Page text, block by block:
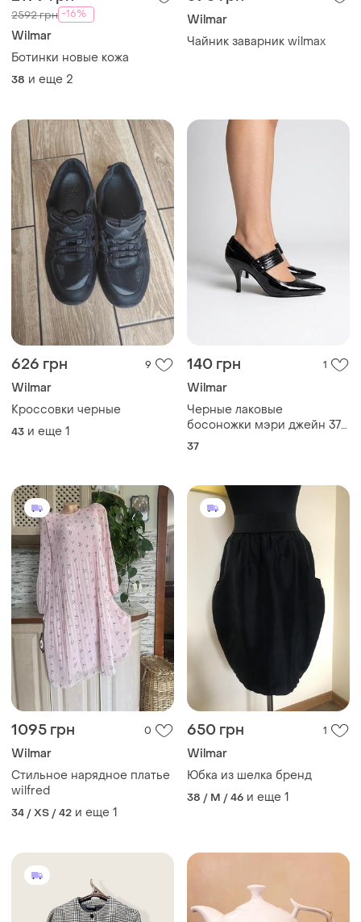
2592 грн -16%
Wilmar
Ботинки новые кожа
38 и еще 2
Wilmar
Чайник заварник wilmax
626 грн 9
Wilmar
Кроссовки черные
43 и еще 1
140 грн 1
Wilmar
Черные лаковые
босоножки мэри джейн 37
wilmar
37
1095 грн 0
Wilmar
Стильное нарядное платье
wilfred
34 / XS / 42 и еще 1
650 грн 1
Wilmar
Юбка из шелка бренд
38 / M / 46 и еще 1